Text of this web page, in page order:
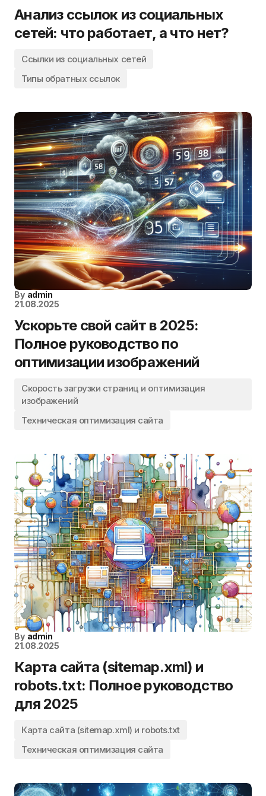
Анализ ссылок из социальных
сетей: что работает, а что нет?
Ссылки из социальных сетей
Типы обратных ссылок
By admin
21.08.2025
Ускорьте свой сайт в 2025:
Полное руководство по
оптимизации изображений
Скорость загрузки страниц и оптимизация
изображений
Техническая оптимизация сайта
By admin
21.08.2025
Карта сайта (sitemap.xml) и
robots.txt: Полное руководство
для 2025
Карта сайта (sitemap.xml) и robots.txt
Техническая оптимизация сайта